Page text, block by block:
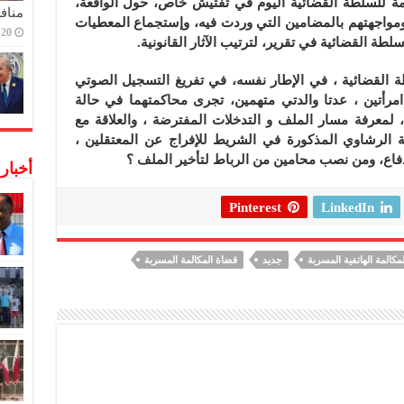
بالمضامين التي وردت فيه، وإستجماع المعطيات
القضائية في تقرير، لترتيب الآثار القانونية.
القضائية ، في الإطار نفسه، في تفريغ التسجيل الصوتي
، عدتا والدتي متهمين، تجرى محاكمتهما في حالة
لمعرفة مسار الملف و التدخلات المفترضة ، والعلاقة مع
الرشاوي المذكورة في الشريط للإفراج عن المعتقلين ،
ومن نصب محامين من الرباط لتأخير الملف ؟
LinkedIn
Pinterest
الهاتفية المسربة جديد قضاة المكالمة المسربة
20 ديسمبر,2022